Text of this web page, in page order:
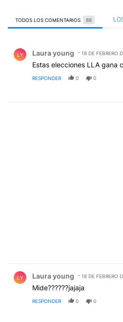
TODOS LOS COMENTARIOS 88
LY Laura young 18 DE FEBRERO
Estas elecciones LLA gana
RESPONDER 0 0
LY Laura young 18 DE FEBRERO
Mide??????jajaja
RESPONDER 0 0